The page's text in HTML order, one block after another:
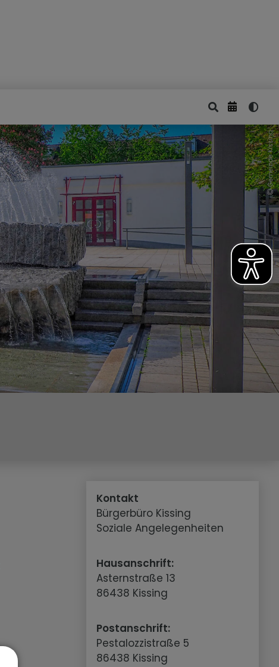
Gemeinde Kissing
Kontakt
Bürgerbüro Kissing
Soziale Angelegenheiten
Hausanschrift:
Asternstraße 13
86438 Kissing
Postanschrift:
Pestalozzistraße 5
86438 Kissing